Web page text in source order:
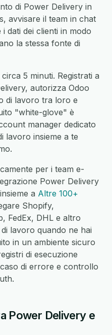
di Power Delivery in
avvisare il team in chat
dati dei clienti in modo
la stessa fonte di
5 minuti. Registrati a
autorizza Odoo
di lavoro tra loro e
"white-glove" è
manager dedicato
lavoro insieme a te
per i team e-
Power Delivery
a Altre 100+
Shopify,
FedEx, DHL e altro
lavoro quando ne hai
in un ambiente sicuro
di esecuzione
di errore e controllo
Power Delivery e